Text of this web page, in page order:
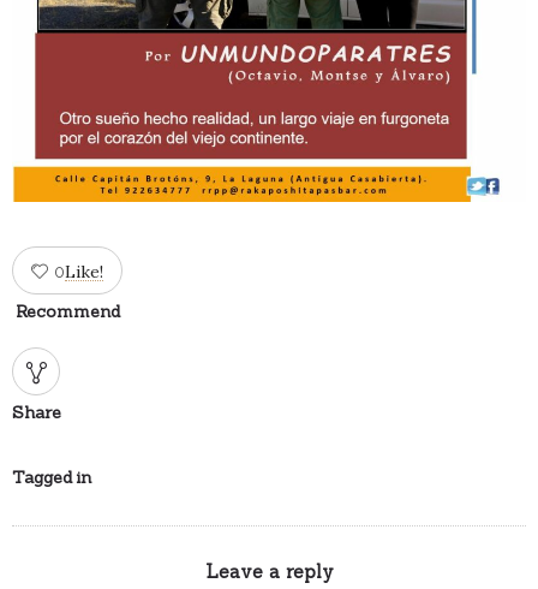
0Like!
Recommend
Share
Tagged in
Leave a reply